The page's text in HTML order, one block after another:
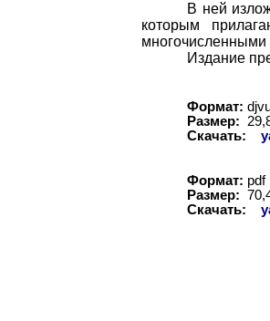
В ней
которым
многочисленными
Издание
Формат:
Размер:
Скачать:
Формат: pdf
Размер:
Скачать: